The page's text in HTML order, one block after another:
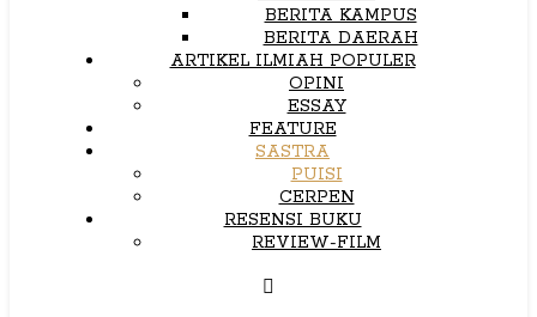
BERITA KAMPUS
BERITA DAERAH
ARTIKEL ILMIAH POPULER
OPINI
ESSAY
FEATURE
SASTRA
PUISI
CERPEN
RESENSI BUKU
REVIEW-FILM